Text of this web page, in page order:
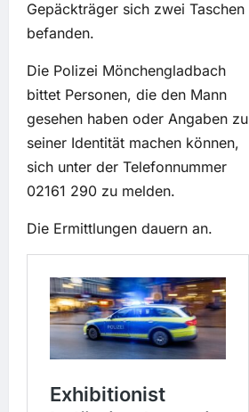
Gepäckträger sich zwei Taschen
befanden.
Die Polizei Mönchengladbach
bittet Personen, die den Mann
gesehen haben oder Angaben zu
seiner Identität machen können,
sich unter der Telefonnummer
02161 290 zu melden.
Die Ermittlungen dauern an.